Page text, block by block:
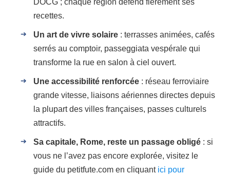
DOCG ; chaque région défend fièrement ses
recettes.
Un art de vivre solaire : terrasses animées, cafés
serrés au comptoir, passeggiata vespérale qui
transforme la rue en salon à ciel ouvert.
Une accessibilité renforcée : réseau ferroviaire
grande vitesse, liaisons aériennes directes depuis
la plupart des villes françaises, passes culturels
attractifs.
Sa capitale, Rome, reste un passage obligé : si
vous ne l’avez pas encore explorée, visitez le
guide du petitfute.com en cliquant ici pour